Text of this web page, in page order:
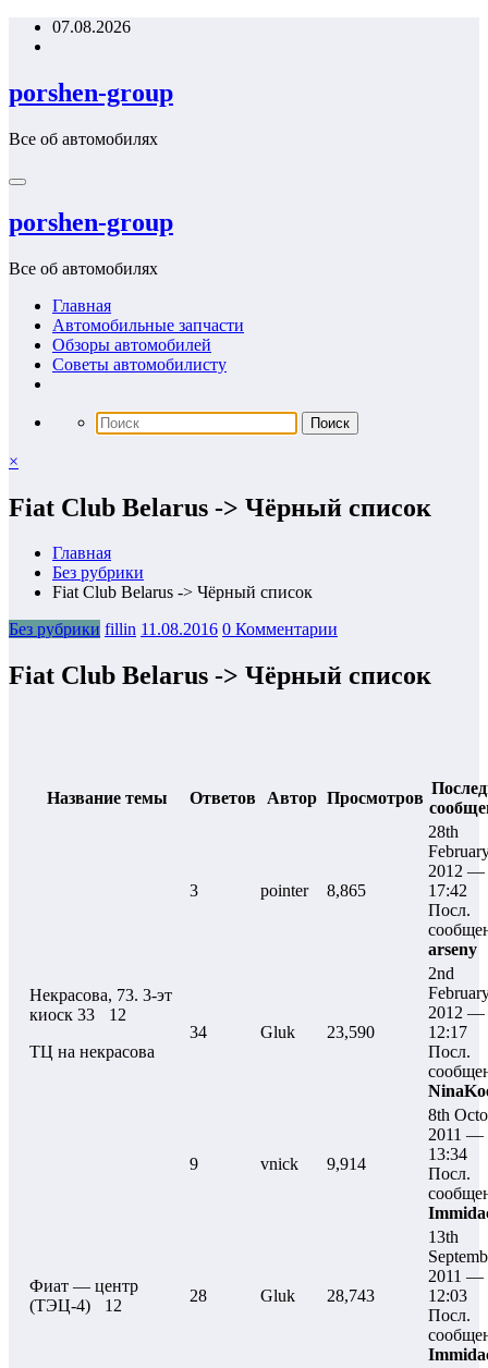
Перейти07.08.2026
porshen-group
Все об автомобилях
porshen-group
Все об автомобилях
Главная
Автомобильные запчасти
Обзоры автомобилей
Советы автомобилисту
×
Fiat Club Belarus -> Чёрный список
Главная
Без рубрики
Fiat Club Belarus -> Чёрный список
Без рубрики fillin 11.08.2016 0 Комментарии
Fiat Club Belarus -> Чёрный список
Название темы Ответов Автор Просмотров
3 pointer 8,865
28th
2012 —
17:42
Посл.
arseny
Некрасова, 73. 3-эт
киоск 33
12
ТЦ на некрасова
34 Gluk 23,590
2nd
2012 —
12:17
Посл.
9 vnick 9,914
8th
2011 —
13:34
Посл.
Фиат — центр
(ТЭЦ-4)
12
28 Gluk 28,743
13th
2011 —
12:03
Посл.